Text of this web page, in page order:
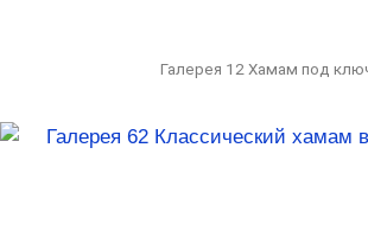
Галерея 12 Хамам под